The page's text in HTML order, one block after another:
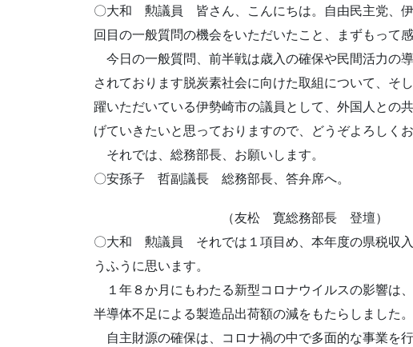
〇大和 勲議員 皆さん、こんにちは。自由民主党、
回目の一般質問の機会をいただいたこと、まずもって
今日の一般質問、前半戦は歳入の確保や民間活力の
されております脱炭素社会に向けた取組について、そ
躍いただいている伊勢崎市の議員として、外国人との
げていきたいと思っておりますので、どうぞよろしく
それでは、総務部長、お願いします。
〇安孫子 哲副議長 総務部長、答弁席へ。
（友松 寛総務部長 登壇）
〇大和 勲議員 それでは１項目め、本年度の県税収
うふうに思います。
１年８か月にもわたる新型コロナウイルスの影響は
半導体不足による製造品出荷額の減をもたらしました
自主財源の確保は、コロナ禍の中で多面的な事業を